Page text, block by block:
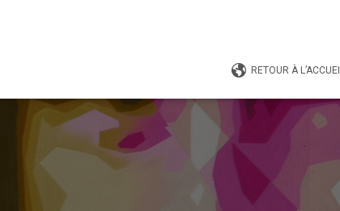
RETOUR À